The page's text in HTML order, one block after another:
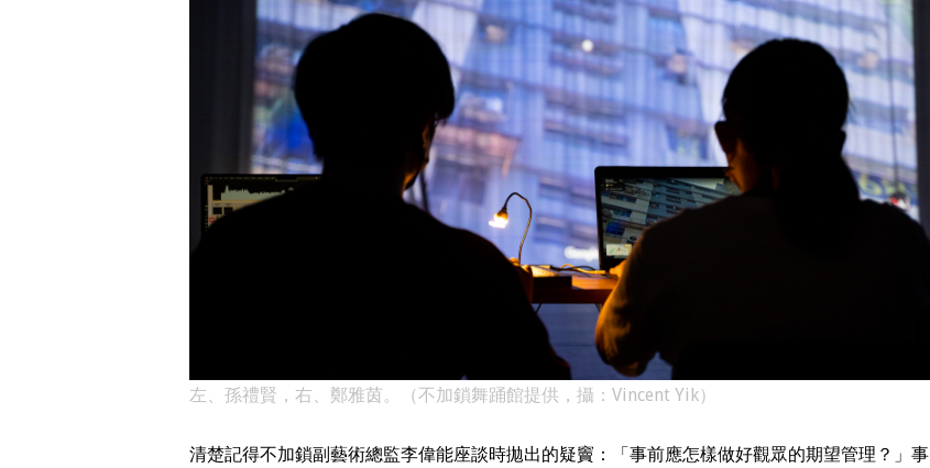
左、孫禮賢，右、鄭雅茵。（不加鎖舞踊館提供，攝：Vincent Yik）
清楚記得不加鎖副藝術總監李偉能座談時拋出的疑竇：「事前應怎樣做好觀眾的期望管理？」事